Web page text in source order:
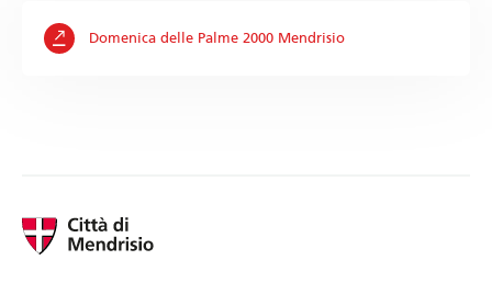
Domenica delle Palme 2000 Mendrisio